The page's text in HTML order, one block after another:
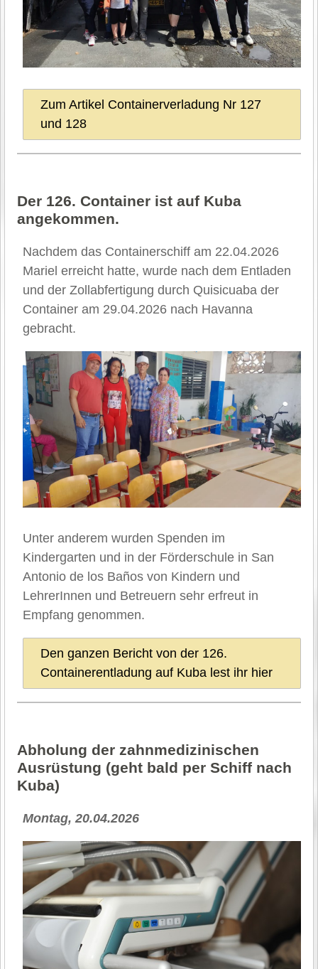
Zum Artikel Containerverladung Nr 127
und 128
Der 126. Container ist auf Kuba
angekommen.
Nachdem das Containerschiff am 22.04.2026
Mariel erreicht hatte, wurde nach dem Entladen
und der Zollabfertigung durch Quisicuaba der
Container am 29.04.2026 nach Havanna
gebracht.
Unter anderem wurden Spenden im
Kindergarten und in der Förderschule in San
Antonio de los Baños von Kindern und
LehrerInnen und Betreuern sehr erfreut in
Empfang genommen.
Den ganzen Bericht von der 126.
Containerentladung auf Kuba lest ihr hier
Abholung der zahnmedizinischen
Ausrüstung (geht bald per Schiff nach
Kuba)
Montag, 20.04.2026